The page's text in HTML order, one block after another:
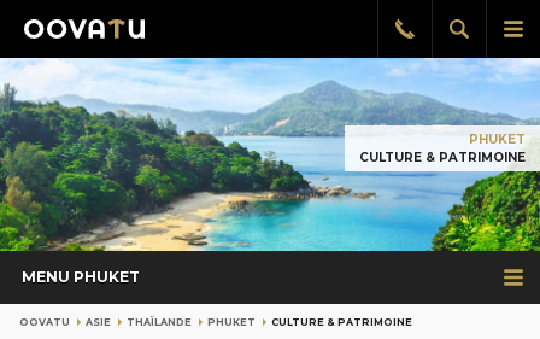
le
Afficher
la
Rappel
gratuit
PHUKET
CULTURE & PATRIMOINE
MENU PHUKET
OOVATU ASIE THAÏLANDE PHUKET CULTURE & PATRIMOINE